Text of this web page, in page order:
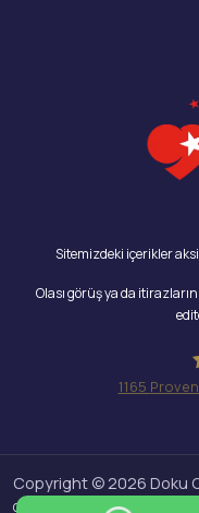
Sitemizdeki içerikler
Olası görüş ya da
1165
Copyright © 2026 Doku
Crabs Media